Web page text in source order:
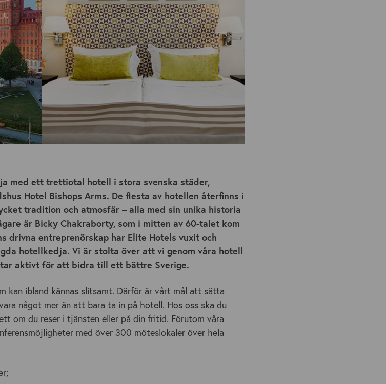
med ett trettiotal hotell i stora svenska städer,
Hotel Bishops Arms. De flesta av hotellen återfinns i
tradition och atmosfär – alla med sin unika historia
är Bicky Chakraborty, som i mitten av 60-talet kom
drivna entreprenörskap har Elite Hotels vuxit och
hotellkedja. Vi är stolta över att vi genom våra hotell
aktivt för att bidra till ett bättre Sverige.
kan ibland kännas slitsamt. Därför är vårt mål att sätta
något mer än att bara ta in på hotell. Hos oss ska du
om du reser i tjänsten eller på din fritid. Förutom våra
med över 300 möteslokaler över hela